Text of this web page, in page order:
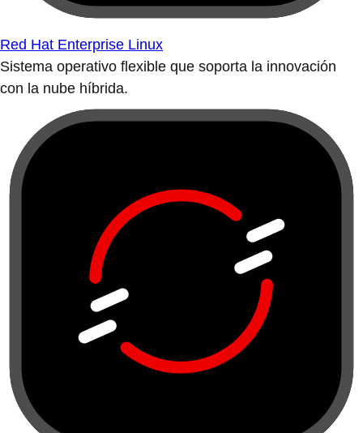
Red Hat Enterprise Linux
Sistema operativo flexible que soporta la innovación
con la nube híbrida.